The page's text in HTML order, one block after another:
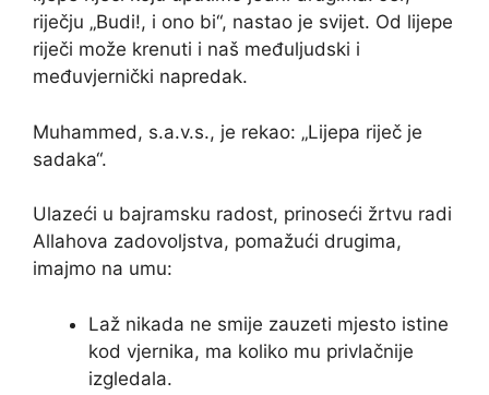
riječju „Budi!, i ono bi“, nastao je svijet. Od lijepe
riječi može krenuti i naš međuljudski i
međuvjernički napredak.
Muhammed, s.a.v.s., je rekao: „Lijepa riječ je
sadaka“.
Ulazeći u bajramsku radost, prinoseći žrtvu radi
Allahova zadovoljstva, pomažući drugima,
imajmo na umu:
Laž nikada ne smije zauzeti mjesto istine
kod vjernika, ma koliko mu privlačnije
izgledala.